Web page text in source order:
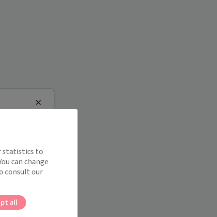
Close
statistics to
can change
consult our
all